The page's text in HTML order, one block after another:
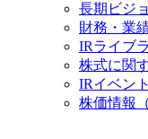
長期ビジ
財務・業
IRライブ
株式に関
IRイベント
株価情報